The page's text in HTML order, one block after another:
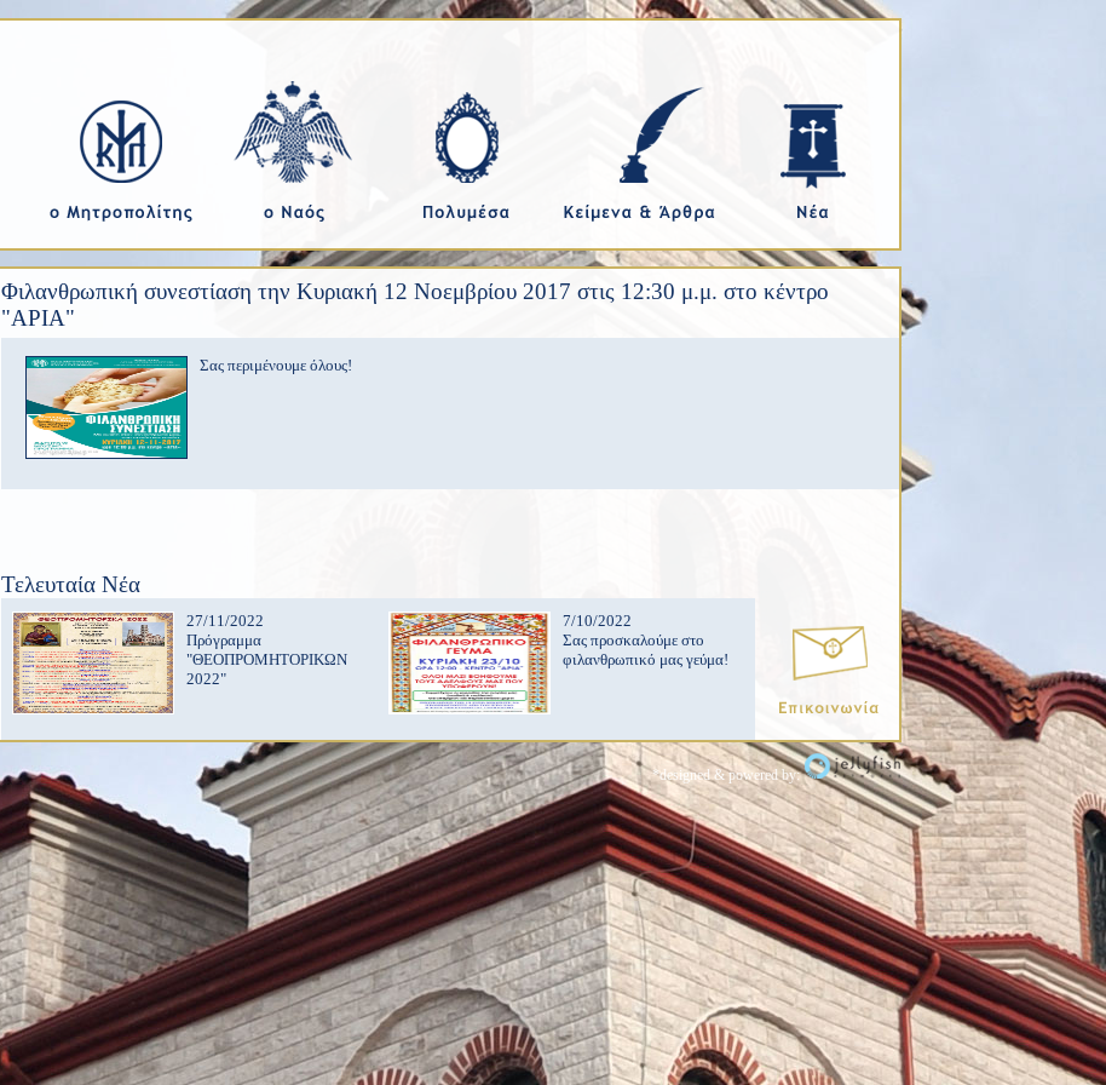
Φιλανθρωπική συνεστίαση την Κυριακή 12 Νοεμβρίου 2017 στις 12:30 μ.μ. στο κέντρο
"ΑΡΙΑ"
Σας περιμένουμε όλους!
Τελευταία Νέα
27/11/2022
Πρόγραμμα
"ΘΕΟΠΡΟΜΗΤΟΡΙΚΩΝ
2022"
7/10/2022
Σας προσκαλούμε στο
φιλανθρωπικό μας γεύμα!
*designed & powered by: